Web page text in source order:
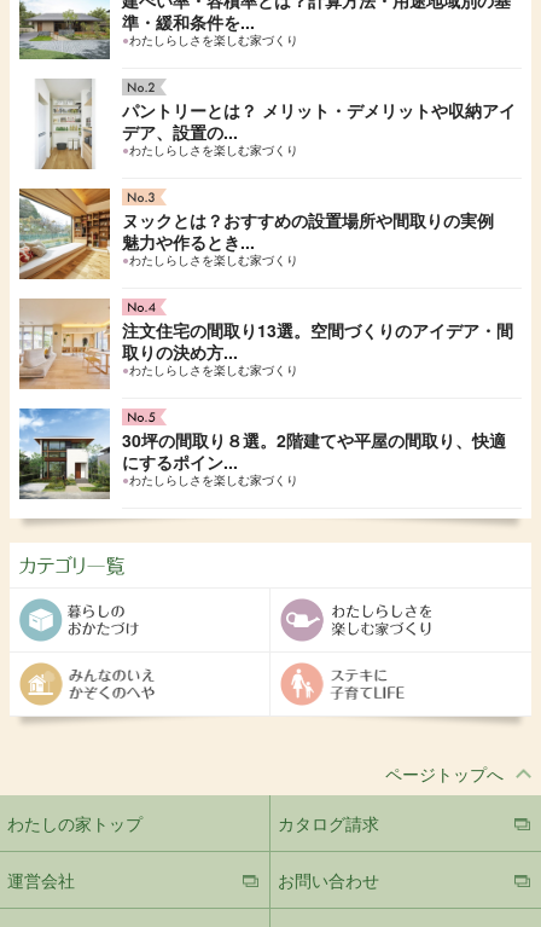
準・緩和条件を...
●わたしらしさを楽しむ家づくり
パントリーとは？ メリット・デメリットや収納アイ
デア、設置の...
●わたしらしさを楽しむ家づくり
ヌックとは？おすすめの設置場所や間取りの実例
魅力や作るとき...
●わたしらしさを楽しむ家づくり
注文住宅の間取り13選。空間づくりのアイデア・間
取りの決め方...
●わたしらしさを楽しむ家づくり
30坪の間取り８選。2階建てや平屋の間取り、快適
にするポイン...
●わたしらしさを楽しむ家づくり
ページトップへ
わたしの家トップ カタログ請求
運営会社 お問い合わせ